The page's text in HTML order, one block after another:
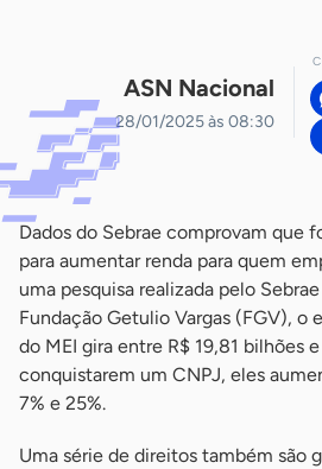
ASN Nacional
28/01/2025 às 08:30
Dados do Sebrae comprovam que
para aumentar renda para quem
uma pesquisa realizada pelo
Fundação Getulio Vargas (FGV), o
do MEI gira entre R$ 19,81 bilhões
conquistarem um CNPJ, eles
7% e 25%.
Uma série de direitos também são